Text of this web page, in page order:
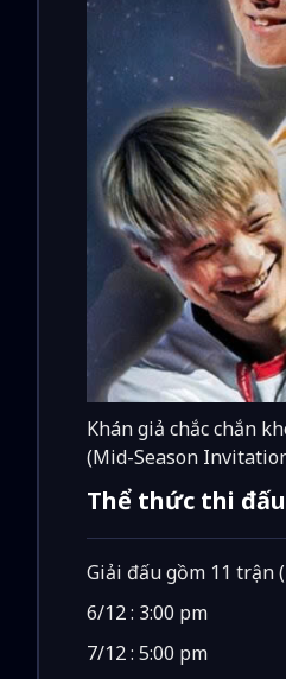
Khán giả chắc chắn
(Mid-Season
Thể thức thi đấu
Giải đấu gồm 11 trận
6/12 : 3:00 pm
7/12 : 5:00 pm